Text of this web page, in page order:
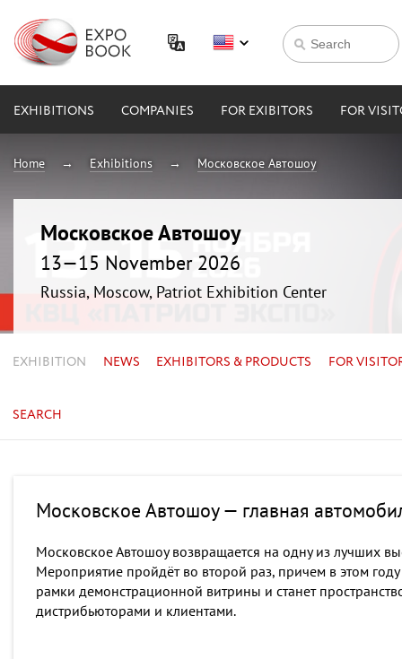
EXHIBITIONS COMPANIES FOR EXIBITORS FOR
Home Exhibitions Московское Автошоу
Московское Автошоу
13—15 November 2026
Russia, Moscow, Patriot Exhibition Center
EXHIBITION NEWS EXHIBITORS & PRODUCTS FOR
SEARCH
Московское Автошоу — главная
Московское Автошоу возвращается на одну из лучших
Мероприятие пройдёт во второй раз, причем в этом
рамки демонстрационной витрины и станет
дистрибьюторами и клиентами.